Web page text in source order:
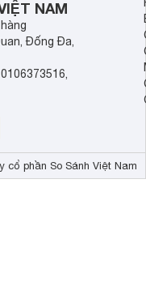
dàng tháo lắp máy
có thể dễ dàng vệ sinh
NAM
Đống Đa,
phần So Sánh Việt Nam